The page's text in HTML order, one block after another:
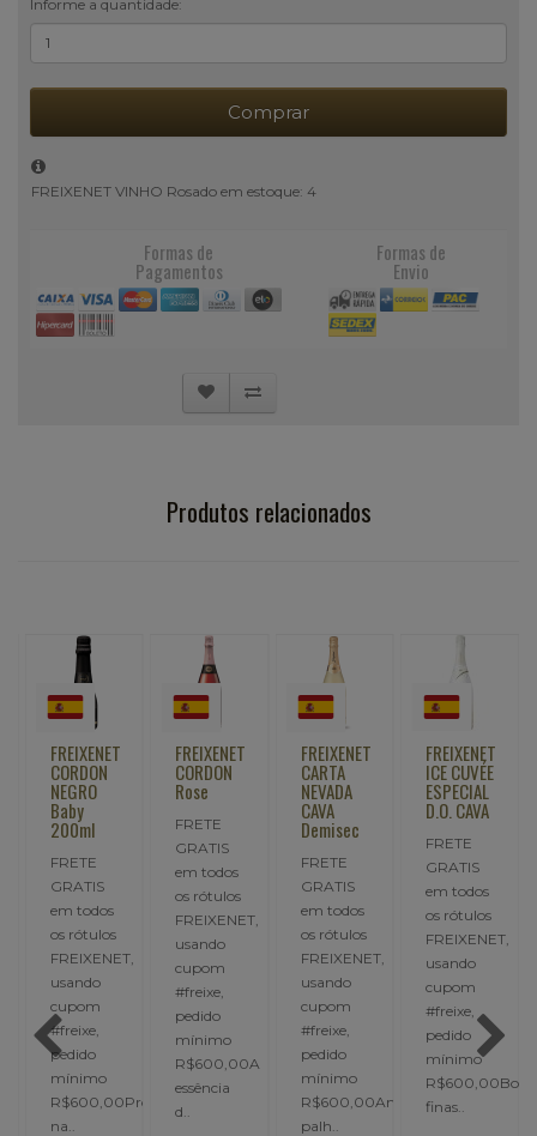
Informe a quantidade:
Comprar
FREIXENET VINHO Rosado em estoque: 4
Formas de
Pagamentos
Formas de
Envio
Produtos relacionados
FREIXENET
CORDON
NEGRO
Baby
200ml
FRETE
GRATIS
em todos
os rótulos
FREIXENET,
usando
cupom
#freixe,
pedido
mínimo
R$600,00Produzido
na..
FREIXENET
CORDON
Rose
FRETE
GRATIS
em todos
os rótulos
FREIXENET,
usando
cupom
#freixe,
pedido
mínimo
R$600,00A
essência
d..
FREIXENET
CARTA
NEVADA
CAVA
Demisec
FRETE
GRATIS
em todos
os rótulos
FREIXENET,
usando
cupom
#freixe,
pedido
mínimo
R$600,00Amarelo
palh..
FREIXENET
ICE CUVÉE
ESPECIAL
D.O. CAVA
FRETE
GRATIS
em todos
os rótulos
FREIXENET,
usando
cupom
#freixe,
pedido
mínimo
finas..